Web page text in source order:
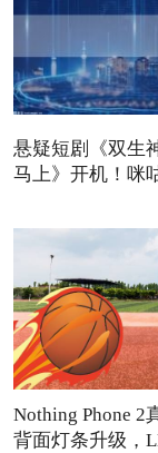
悬疑短剧《双生
马上》开机！咪
Nothing Phone 2
背面灯条升级，